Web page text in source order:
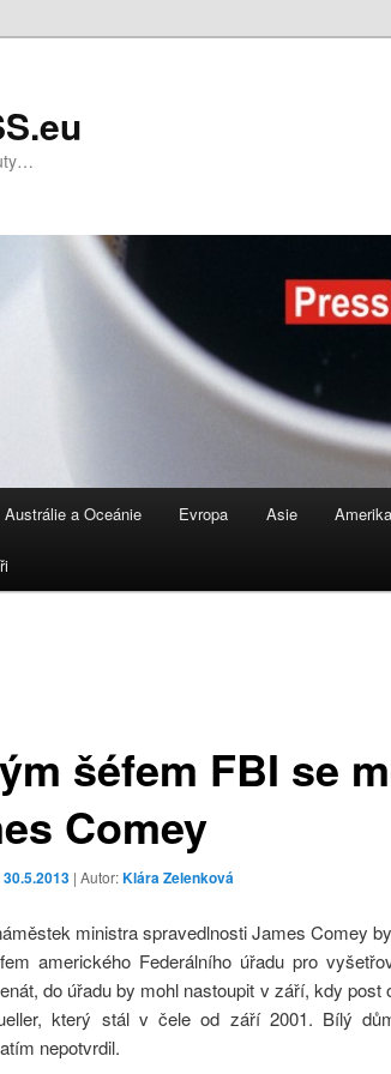
Austrálie a Oceánie Evropa Asie Amerika
šéfem FBI se
Comey
30.5.2013 | Autor:Klára Zelenková
ministra spravedlnosti James Comey
amerického Federálního úřadu pro
do úřadu by mohl nastoupit v září, kdy post
který stál v čele od září 2001. Bílý
nepotvrdil.